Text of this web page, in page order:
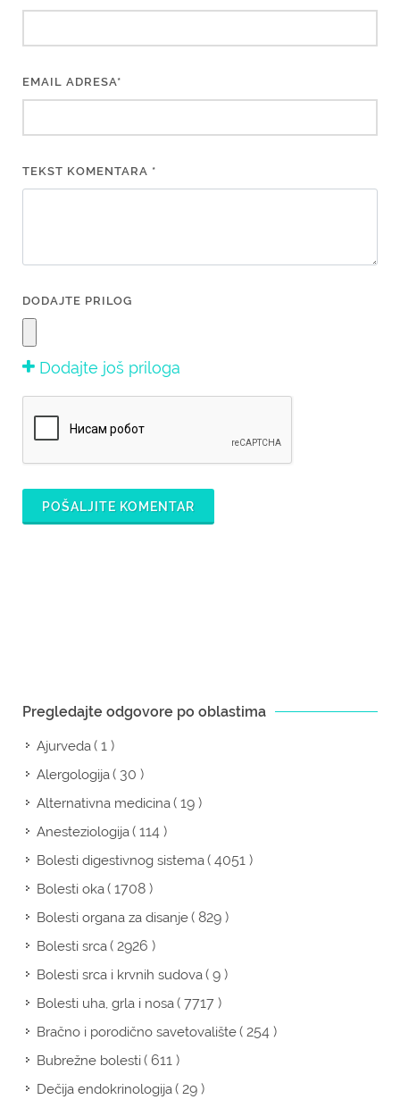
EMAIL ADRESA*
TEKST KOMENTARA *
DODAJTE PRILOG
Dodajte još priloga
POŠALJITE KOMENTAR
Pregledajte odgovore po oblastima
Ajurveda( 1 )
Alergologija( 30 )
Alternativna medicina( 19 )
Anesteziologija( 114 )
Bolesti digestivnog sistema( 4051 )
Bolesti oka( 1708 )
Bolesti organa za disanje( 829 )
Bolesti srca( 2926 )
Bolesti srca i krvnih sudova( 9 )
Bolesti uha, grla i nosa( 7717 )
Bračno i porodično savetovalište( 254 )
Bubrežne bolesti( 611 )
Dečija endokrinologija( 29 )